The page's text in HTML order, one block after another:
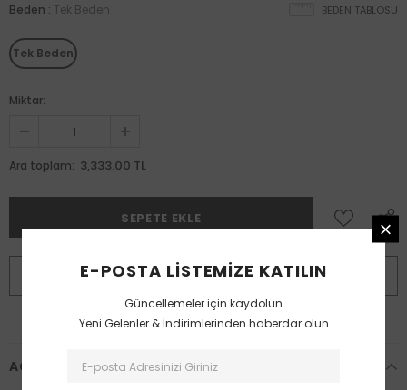
BEDEN TABLOSU
Beden : Tek Beden
Tek Beden
Miktar:
Ara toplam: 3,333.00 TL
HEMEN SATIN ALIN
AÇIKLAMA
E-POSTA LISTEMIZE KATILIN
Güncellemeler için kaydolun
Yeni Gelenler & İndirimlerinden haberdar olun